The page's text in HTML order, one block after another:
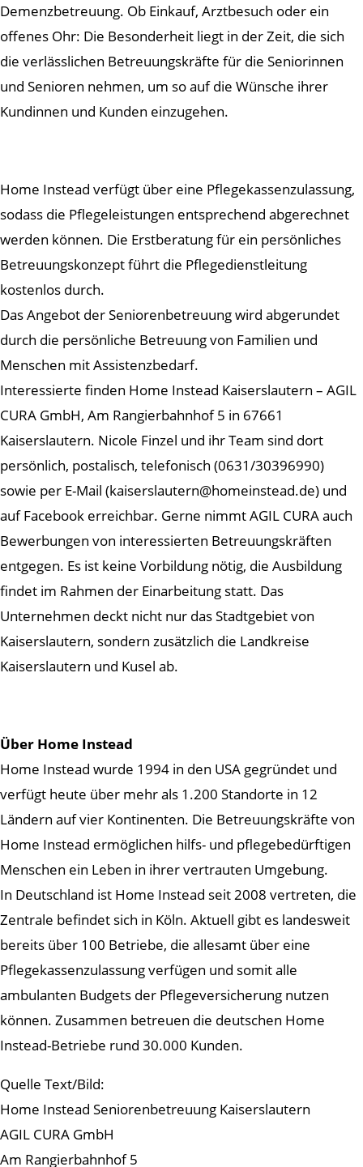
Demenzbetreuung. Ob Einkauf, Arztbesuch oder ein
offenes Ohr: Die Besonderheit liegt in der Zeit, die sich
die verlässlichen Betreuungskräfte für die Seniorinnen
und Senioren nehmen, um so auf die Wünsche ihrer
Kundinnen und Kunden einzugehen.
Home Instead verfügt über eine Pflegekassenzulassung,
sodass die Pflegeleistungen entsprechend abgerechnet
werden können. Die Erstberatung für ein persönliches
Betreuungskonzept führt die Pflegedienstleitung
kostenlos durch.
Das Angebot der Seniorenbetreuung wird abgerundet
durch die persönliche Betreuung von Familien und
Menschen mit Assistenzbedarf.
Interessierte finden Home Instead Kaiserslautern – AGIL
CURA GmbH, Am Rangierbahnhof 5 in 67661
Kaiserslautern. Nicole Finzel und ihr Team sind dort
persönlich, postalisch, telefonisch (0631/30396990)
sowie per E-Mail (kaiserslautern@homeinstead.de) und
auf Facebook erreichbar. Gerne nimmt AGIL CURA auch
Bewerbungen von interessierten Betreuungskräften
entgegen. Es ist keine Vorbildung nötig, die Ausbildung
findet im Rahmen der Einarbeitung statt. Das
Unternehmen deckt nicht nur das Stadtgebiet von
Kaiserslautern, sondern zusätzlich die Landkreise
Kaiserslautern und Kusel ab.
Über Home Instead
Home Instead wurde 1994 in den USA gegründet und
verfügt heute über mehr als 1.200 Standorte in 12
Ländern auf vier Kontinenten. Die Betreuungskräfte von
Home Instead ermöglichen hilfs- und pflegebedürftigen
Menschen ein Leben in ihrer vertrauten Umgebung.
In Deutschland ist Home Instead seit 2008 vertreten, die
Zentrale befindet sich in Köln. Aktuell gibt es landesweit
bereits über 100 Betriebe, die allesamt über eine
Pflegekassenzulassung verfügen und somit alle
ambulanten Budgets der Pflegeversicherung nutzen
können. Zusammen betreuen die deutschen Home
Instead-Betriebe rund 30.000 Kunden.
Quelle Text/Bild:
Home Instead Seniorenbetreuung Kaiserslautern
AGIL CURA GmbH
Am Rangierbahnhof 5